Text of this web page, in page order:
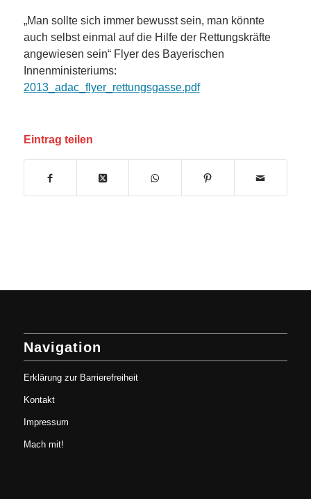
„Man sollte sich immer bewusst sein, man könnte
auch selbst einmal auf die Hilfe der Rettungskräfte
angewiesen sein“ Flyer des Bayerischen
Innenministeriums:
2013_adac_flyer_rettungsgasse.pdf
Eintrag teilen
Navigation
Erklärung zur Barrierefreiheit
Kontakt
Impressum
Mach mit!